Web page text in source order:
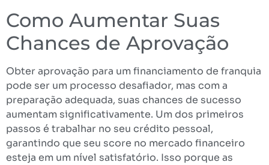
Como Aumentar Suas
Chances de Aprovação
Obter aprovação para um financiamento de franquia
pode ser um processo desafiador, mas com a
preparação adequada, suas chances de sucesso
aumentam significativamente. Um dos primeiros
passos é trabalhar no seu crédito pessoal,
garantindo que seu score no mercado financeiro
esteja em um nível satisfatório. Isso porque as